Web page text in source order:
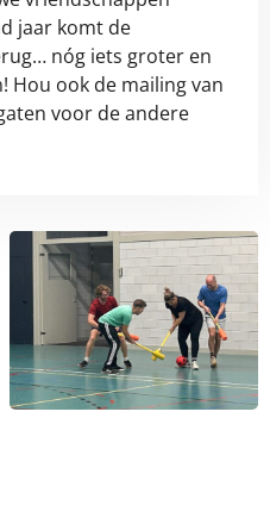
jaar komt de
nóg iets groter en
Hou ook de mailing van
voor de andere